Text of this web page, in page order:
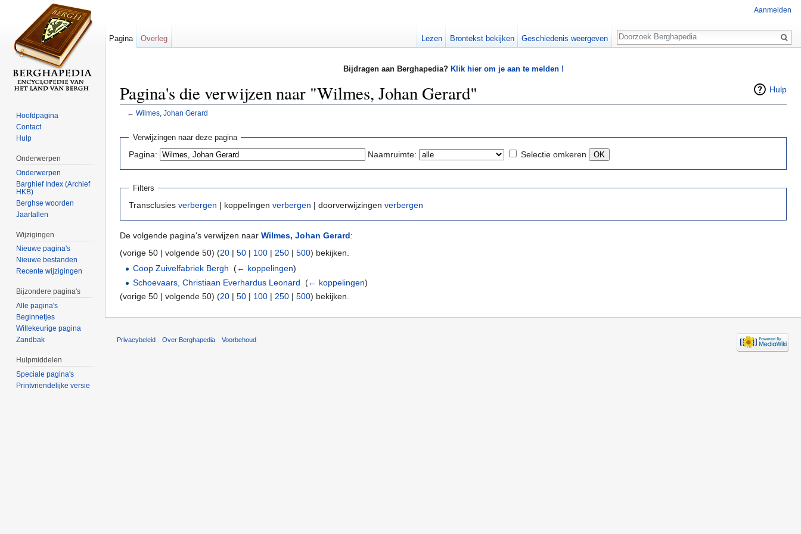
Bijdragen aan Berghapedia? Klik hier om je aan te melden !
Hulp
Pagina's die verwijzen naar "Wilmes, Johan Gerard"
← Wilmes, Johan Gerard
Verwijzingen naar deze pagina
Pagina: Naamruimte: Selectie omkeren
Filters
Transclusies verbergen | koppelingen verbergen | doorverwijzingen verbergen
De volgende pagina's verwijzen naar Wilmes, Johan Gerard:
(vorige 50 | volgende 50) (20 | 50 | 100 | 250 | 500) bekijken.
Coop Zuivelfabriek Bergh ‎(← koppelingen)
Schoevaars, Christiaan Everhardus Leonard ‎(← koppelingen)
(vorige 50 | volgende 50) (20 | 50 | 100 | 250 | 500) bekijken.
Aanmelden
Pagina Overleg Lezen Brontekst bekijken Geschiedenis weergeven
Zoeken
Hoofdpagina
Contact
Hulp
Onderwerpen
Onderwerpen
Barghief Index (Archief
HKB)
Berghse woorden
Jaartallen
Wijzigingen
Nieuwe pagina's
Nieuwe bestanden
Recente wijzigingen
Bijzondere pagina's
Alle pagina's
Beginnetjes
Willekeurige pagina
Zandbak
Hulpmiddelen
Speciale pagina's
Printvriendelijke versie
Privacybeleid Over Berghapedia Voorbehoud